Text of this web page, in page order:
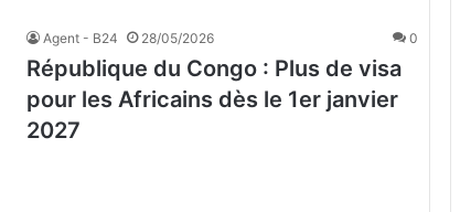
Agent - B24 28/05/2026 0
République du Congo : Plus de visa
pour les Africains dès le 1er janvier
2027